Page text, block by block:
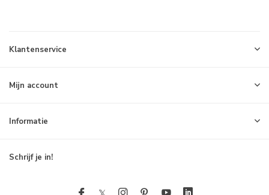
Klantenservice
Mijn account
Informatie
Schrijf je in!